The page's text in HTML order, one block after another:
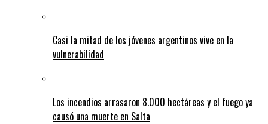
Casi la mitad de los jóvenes argentinos vive en la
vulnerabilidad
Los incendios arrasaron 8.000 hectáreas y el fuego ya
causó una muerte en Salta